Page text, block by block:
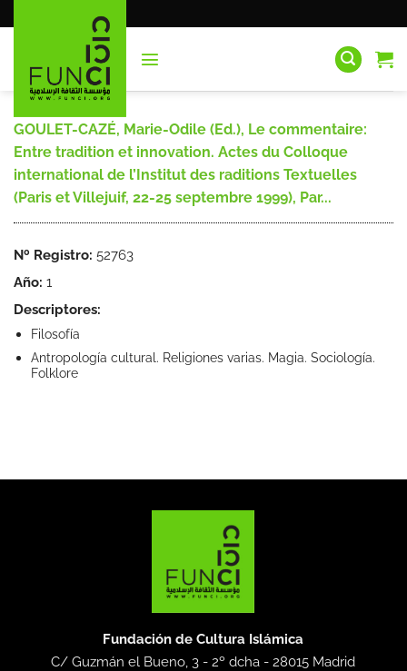
al
GOULET-CAZÉ, Marie-Odile (Ed.), Le commentaire:
Entre tradition et innovation. Actes du Colloque
international de l’Institut des raditions Textuelles
(Paris et Villejuif, 22-25 septembre 1999), Par...
Nº Registro: 52763
Año: 1
Descriptores:
Filosofía
Antropología cultural. Religiones varias. Magia. Sociología.
Folklore
Fundación de Cultura Islámica
C/ Guzmán el Bueno, 3 - 2º dcha -28015 Madrid